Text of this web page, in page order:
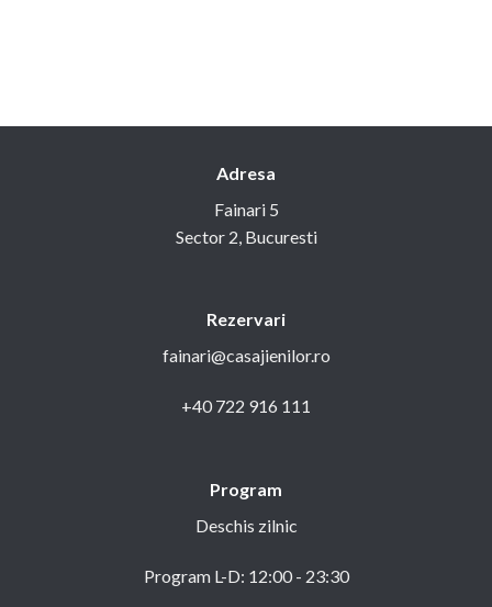
Adresa
Fainari 5
Sector 2, Bucuresti
Rezervari
fainari@casajienilor.ro
+40 722 916 111
Program
Deschis zilnic
Program L-D: 12:00 - 23:30